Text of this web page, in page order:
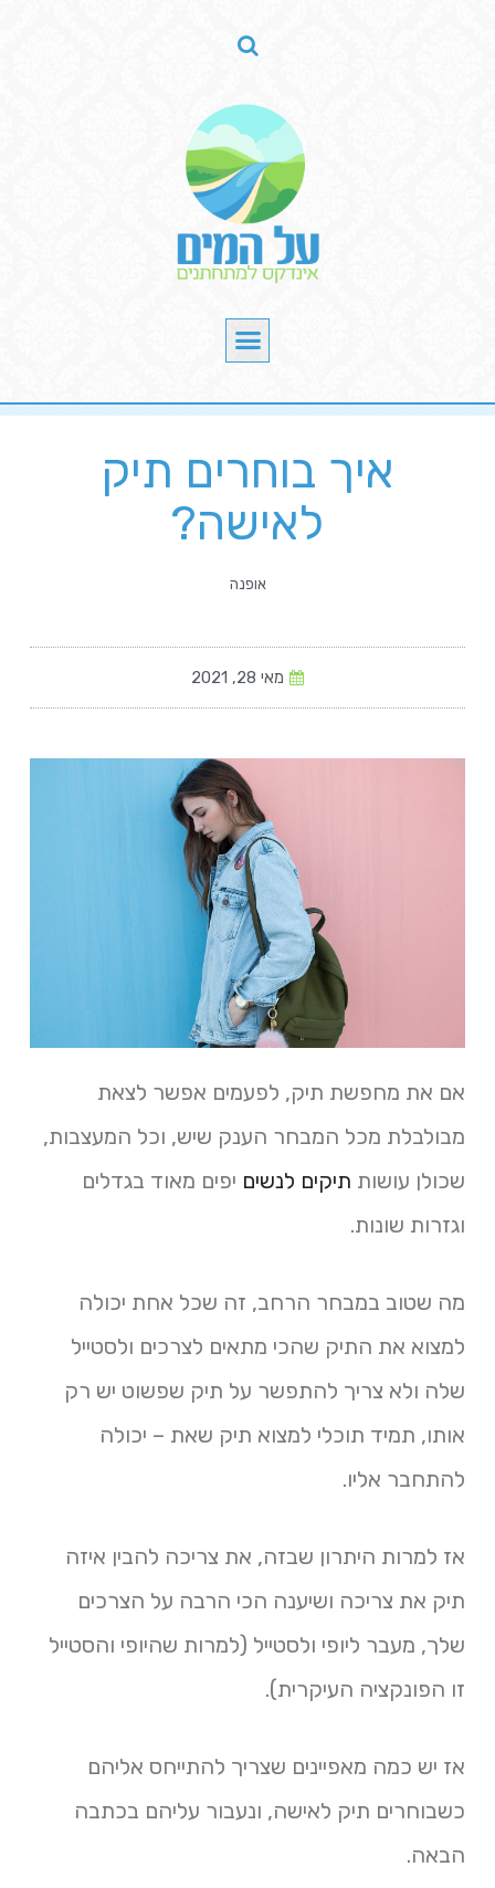
איך בוחרים תיק
לאישה?
אופנה
מאי 28, 2021
אם את מחפשת תיק, לפעמים אפשר לצאת
מבולבלת מכל המבחר הענק שיש, וכל המעצבות,
שכולן עושות תיקים לנשים יפים מאוד בגדלים
וגזרות שונות.
מה שטוב במבחר הרחב, זה שכל אחת יכולה
למצוא את התיק שהכי מתאים לצרכים ולסטייל
שלה ולא צריך להתפשר על תיק שפשוט יש רק
אותו, תמיד תוכלי למצוא תיק שאת – יכולה
להתחבר אליו.
אז למרות היתרון שבזה, את צריכה להבין איזה
תיק את צריכה ושיענה הכי הרבה על הצרכים
שלך, מעבר ליופי ולסטייל (למרות שהיופי והסטייל
זו הפונקציה העיקרית).
אז יש כמה מאפיינים שצריך להתייחס אליהם
כשבוחרים תיק לאישה, ונעבור עליהם בכתבה
הבאה.